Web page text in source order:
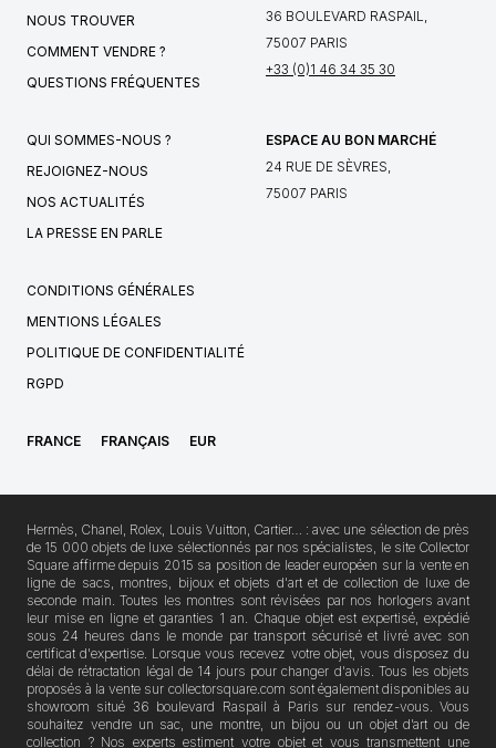
NOUS TROUVER
COMMENT VENDRE ?
QUESTIONS FRÉQUENTES
36 BOULEVARD RASPAIL,
75007 PARIS
+33 (0)1 46 34 35 30
QUI SOMMES-NOUS ?
REJOIGNEZ-NOUS
NOS ACTUALITÉS
LA PRESSE EN PARLE
ESPACE AU BON MARCHÉ
24 RUE DE SÈVRES,
75007 PARIS
CONDITIONS GÉNÉRALES
MENTIONS LÉGALES
POLITIQUE DE CONFIDENTIALITÉ
RGPD
FRANCE FRANÇAIS EUR
Hermès, Chanel, Rolex, Louis Vuitton, Cartier… : avec une sélection de près
de 15 000 objets de luxe sélectionnés par nos spécialistes, le site Collector
Square affirme depuis 2015 sa position de leader européen sur la vente en
ligne de sacs, montres, bijoux et objets d'art et de collection de luxe de
seconde main. Toutes les montres sont révisées par nos horlogers avant
leur mise en ligne et garanties 1 an. Chaque objet est expertisé, expédié
sous 24 heures dans le monde par transport sécurisé et livré avec son
certificat d'expertise. Lorsque vous recevez votre objet, vous disposez du
délai de rétractation légal de 14 jours pour changer d'avis. Tous les objets
proposés à la vente sur collectorsquare.com sont également disponibles au
showroom situé 36 boulevard Raspail à Paris sur rendez-vous. Vous
souhaitez vendre un sac, une montre, un bijou ou un objet d’art ou de
collection ? Nos experts estiment votre objet et vous transmettent une